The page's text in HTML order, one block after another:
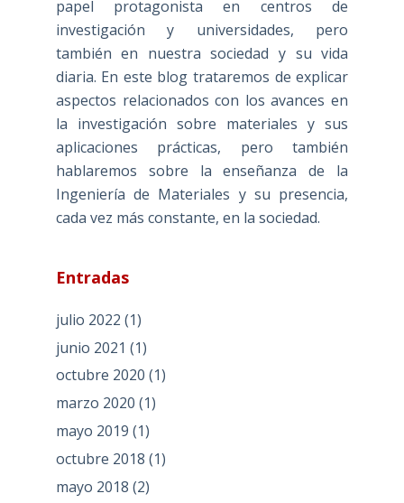
papel protagonista en centros de
investigación y universidades, pero
también en nuestra sociedad y su vida
diaria. En este blog trataremos de explicar
aspectos relacionados con los avances en
la investigación sobre materiales y sus
aplicaciones prácticas, pero también
hablaremos sobre la enseñanza de la
Ingeniería de Materiales y su presencia,
cada vez más constante, en la sociedad.
Entradas
julio 2022 (1)
junio 2021 (1)
octubre 2020 (1)
marzo 2020 (1)
mayo 2019 (1)
octubre 2018 (1)
mayo 2018 (2)